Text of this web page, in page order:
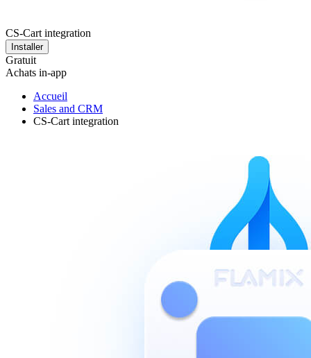
CS-Cart integration
Installer
Gratuit
Achats in-app
Accueil
Sales and CRM
CS-Cart integration